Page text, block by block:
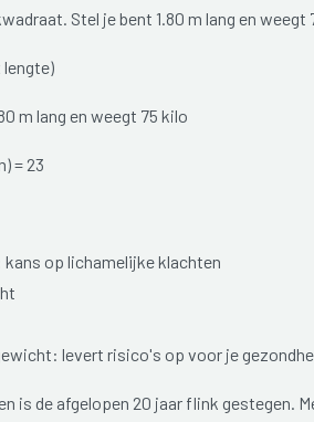
Stel je bent 1.80 m lang en
lengte)
m lang en weegt 75 kilo
= 23
kans op lichamelijke klachten
levert risico's op voor je
is de afgelopen 20 jaar flink gestegen.